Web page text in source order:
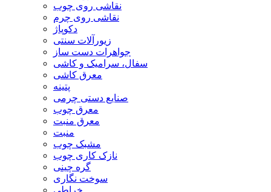
نقاشی روی چوب
نقاشی روی چرم
دکوپاژ
زیورآلات سنتی
جواهرات دست ساز
سفال، سرامیک و کاشی
معرق کاشی
پتینه
صنایع دستی چرمی
معرق چوب
معرق منبت
منبت
مشبک چوب
نازک کاری چوب
گره چینی
سوخت نگاری
خراطی